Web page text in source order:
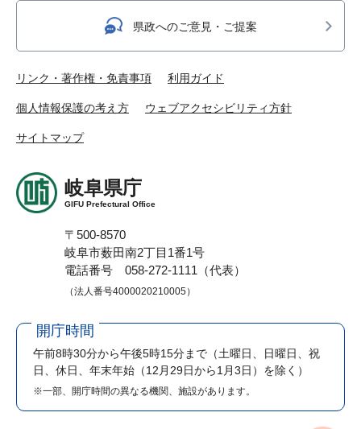
県政へのご意見・ご提案
リンク・著作権・免責事項 利用ガイド
個人情報保護の考え方 ウェブアクセシビリティ方針
サイトマップ
岐阜県庁
GIFU Prefectural Office
〒500-8570
岐阜市薮田南2丁目1番1号
電話番号 058-272-1111（代表）
（法人番号4000020210005）
開庁時間
午前8時30分から午後5時15分まで （土曜日、日曜日、祝
日、休日、年末年始（12月29日から1月3日）を除く）
※一部、開庁時間の異なる機関、施設があります。